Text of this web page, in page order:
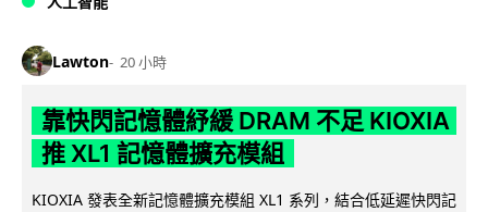
Lawton 20 小時
靠快閃記憶體紓緩 DRAM 不足 KIOXIA
推 XL1 記憶體擴充模組
KIOXIA 發表全新記憶體擴充模組 XL1 系列，結合低延遲快閃記